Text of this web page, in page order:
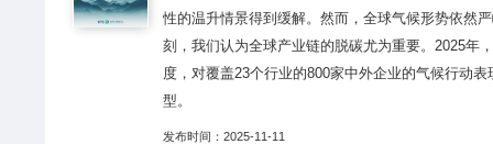
性的温升情景得到缓解。然而，全球气候形势依然
刻，我们认为全球产业链的脱碳尤为重要。2025年
度，对覆盖23个行业的800家中外企业的气候行动
型。
发布时间：2025-11-11